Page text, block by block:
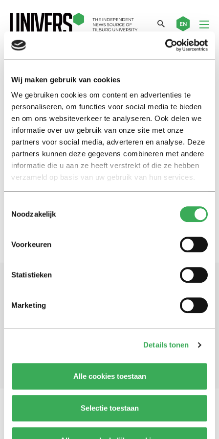
Wij maken gebruik van cookies
We gebruiken cookies om content en advertenties te
personaliseren, om functies voor social media te bieden
en om ons websiteverkeer te analyseren. Ook delen we
informatie over uw gebruik van onze site met onze
partners voor social media, adverteren en analyse. Deze
partners kunnen deze gegevens combineren met andere
informatie die u aan ze heeft verstrekt of die ze hebben
verzameld op basis van uw gebruik van hun services.
Noodzakelijk
Voorkeuren
Statistieken
Marketing
Details tonen
Alle cookies toestaan
Selectie toestaan
EN
Column
Rasti Rostelli
04 november 2015
Nieuws
“Als ik dadelijk in mijn vingers
Blijf op de hoogte. Meld je aan voor de nieuwsbrief van
Vragen, opmerkingen of tips?Neem contact met